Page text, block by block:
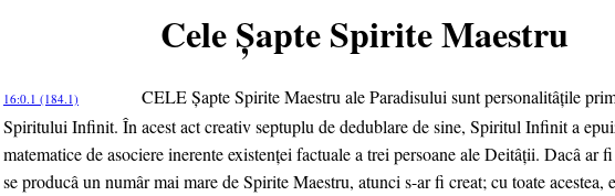
Cele Şapte Spirite Maestru
16:0.1 (184.1)
CELE Şapte Spirite Maestru ale Paradisului sunt personalitâţile
Spiritului Infinit. În acest act creativ septuplu de dedublare de sine, Spiritul Infinit a
matematice de asociere inerente existenţei factuale a trei persoane ale Deitâţii. Dacâ ar
se producâ un numâr mai mare de Spirite Maestru, atunci s-ar fi creat; cu toate acestea,